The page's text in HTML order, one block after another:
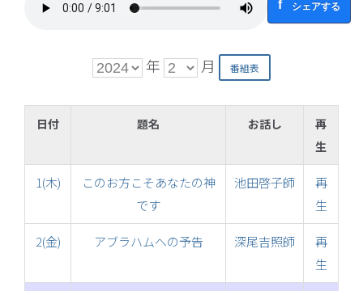
シェアする
年 月
日付 題名 お話し
再
生
1(木)
このお方こそあなたの神
です
池田啓子師
再
生
2(金) アブラハムへの予告 深尾吉照師
再
生